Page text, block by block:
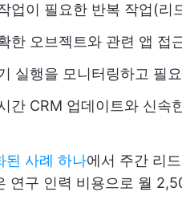
업이 필요한 반복 작업(리
한 오브젝트와 관련 앱 접
실행을 모니터링하고 필
간 CRM 업데이트와 신속
된 사례 하나에서 주간 리
연구 인력 비용으로 월